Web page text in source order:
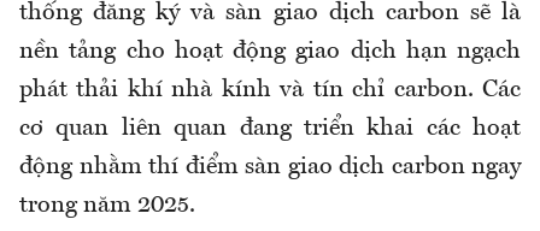
thống đăng ký và sàn giao dịch carbon sẽ là
nền tảng cho hoạt động giao dịch hạn ngạch
phát thải khí nhà kính và tín chỉ carbon. Các
cơ quan liên quan đang triển khai các hoạt
động nhằm thí điểm sàn giao dịch carbon ngay
trong năm 2025.